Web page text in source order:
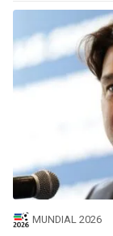
MUNDIAL 2026